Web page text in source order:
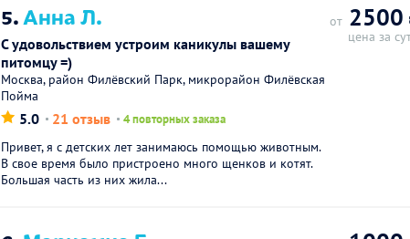
5.Анна Л.
С удовольствием устроим каникулы вашему
питомцу =)
Москва, район Филёвский Парк, микрорайон Филёвская
Пойма
5.0 21 отзыв 4 повторных заказа
Привет, я с детских лет занимаюсь помощью животным.
В свое время было пристроено много щенков и котят.
Большая часть из них жила...
от
цена за